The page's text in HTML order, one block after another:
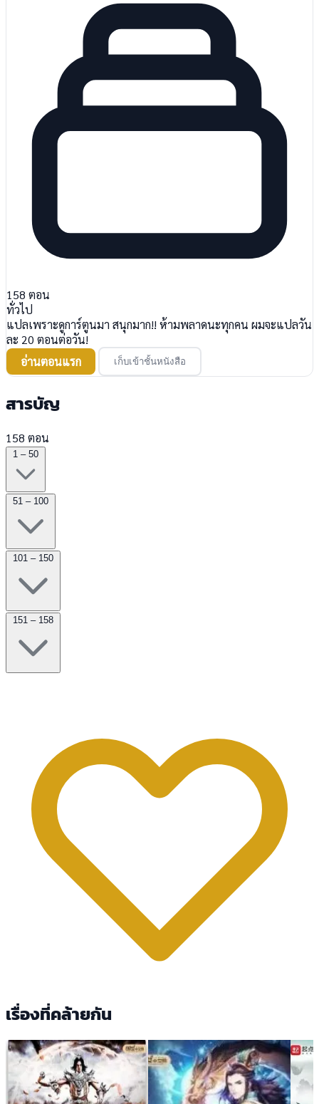
158 ตอน
ทั่วไป
แปลเพราะดูการ์ตูนมา สนุกมาก!! ห้ามพลาดนะทุกคน ผมจะแปลวัน
ละ 20 ตอนต่อวัน!
อ่านตอนแรก
เก็บเข้าชั้นหนังสือ
สารบัญ
158 ตอน
1 – 50
51 – 100
101 – 150
151 – 158
เรื่องที่คล้ายกัน